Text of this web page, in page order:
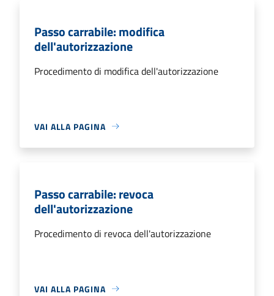
Passo carrabile: modifica
dell'autorizzazione
Procedimento di modifica dell'autorizzazione
VAI ALLA PAGINA
Passo carrabile: revoca
dell'autorizzazione
Procedimento di revoca dell'autorizzazione
VAI ALLA PAGINA